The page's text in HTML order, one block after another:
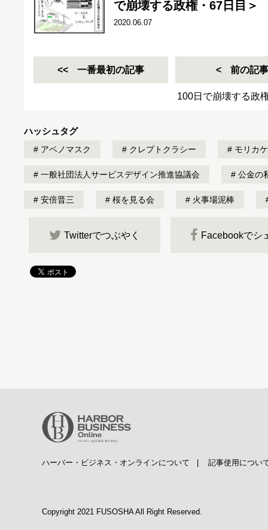
で崩壊する政権・67日目＞
2020.06.07
一番最初の記事 前の記事
100日で崩壊する政
ハッシュタグ
アベノマスク クレプトクラシー モリカケ
一般社団法人サービスデザイン推進協議会 公金の
安倍晋三 桜を見る会 火事場泥棒
Twitterでつぶやく Facebookでシ
ハーバー・ビジネス・オンラインについて 記事使用につい
Copyright 2021 FUSOSHA All Right Reserved.